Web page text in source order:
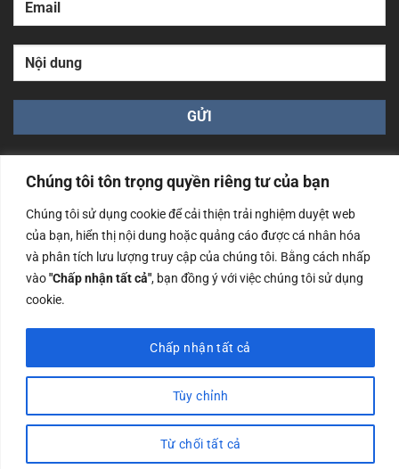
Chúng tôi tôn trọng quyền riêng tư của bạn
Chúng tôi sử dụng cookie để cải thiện trải nghiệm duyệt web
của bạn, hiển thị nội dung hoặc quảng cáo được cá nhân hóa
và phân tích lưu lượng truy cập của chúng tôi. Bằng cách nhấp
vào"Chấp nhận tất cả", bạn đồng ý với việc chúng tôi sử dụng
cookie.
Tùy chỉnh
Từ chối tất cả
Chấp nhận tất cả
Công ty TNHH Nam Bình Xương - Số ĐKKD: 0108783483
cấp ngày 14/06/2019 bởi Sở Kế Hoạch và Đầu Tư Tp. Hà
Nội
Copyrights @2023 Nam Binh Xuong. All Rights Reserved